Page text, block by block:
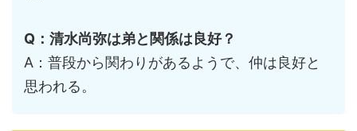
Q：清水尚弥は弟と関係は良好？
A：普段から関わりがあるようで、仲は良好と
思われる。